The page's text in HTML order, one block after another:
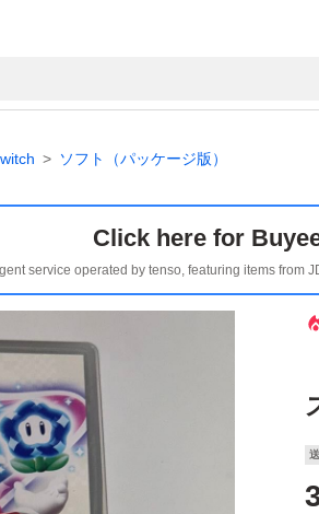
ソフト（パッケージ版）
Click here for
service operated by tenso, featuring items from